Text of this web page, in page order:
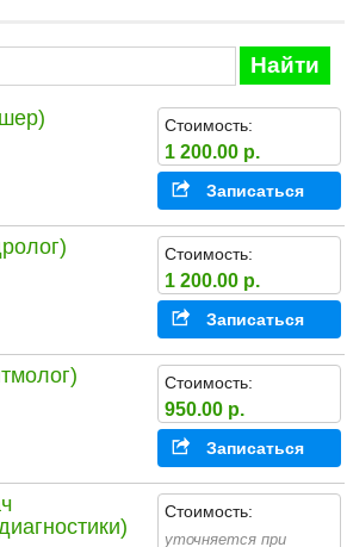
Найти
Стоимость:
1 200.00 р.
Записаться
Стоимость:
1 200.00 р.
Записаться
Стоимость:
950.00 р.
Записаться
Стоимость:
уточняется при